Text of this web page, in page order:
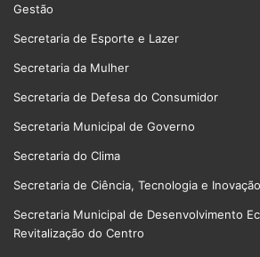
Gestão
Secretaria de Esporte e Lazer
Secretaria da Mulher
Secretaria de Defesa do Consumidor
Secretaria Municipal de Governo
Secretaria do Clima
Secretaria de Ciência, Tecnologia e Inovação
Secretaria Municipal de Desenvolvimento
Revitalização do Centro